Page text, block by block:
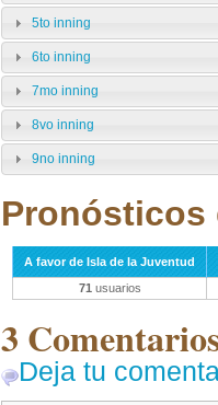
5to inning
6to inning
7mo inning
8vo inning
9no inning
Pronósticos
A favor de Isla de la Juventud
71 usuarios
3
Deja tu